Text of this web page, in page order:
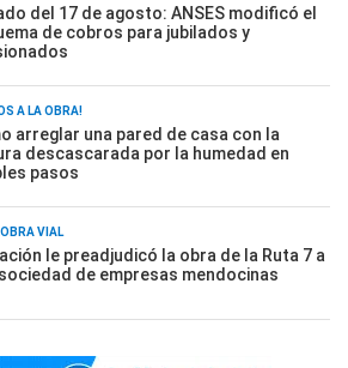
del 17 de agosto: ANSES modificó el
de cobros para jubilados y
A LA OBRA!
arreglar una pared de casa con la
descascarada por la humedad en
pasos
VIAL
le preadjudicó la obra de la Ruta 7 a
de empresas mendocinas